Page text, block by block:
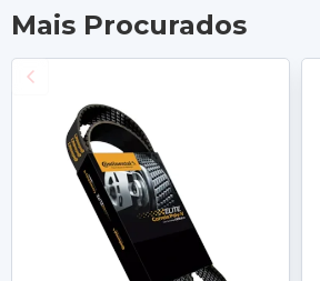
Mais Procurados